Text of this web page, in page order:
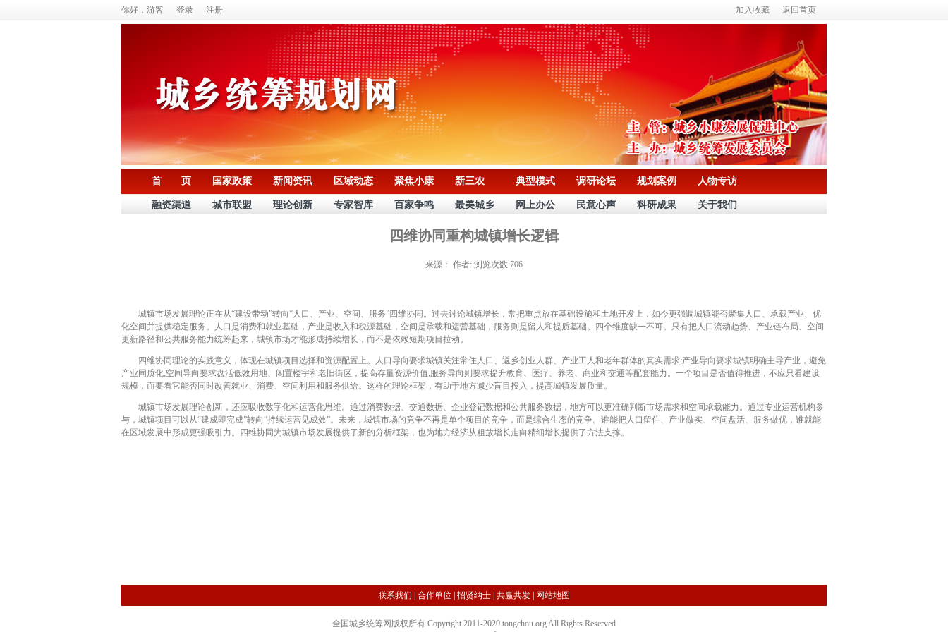
你好，游客 登录 注册 加入收藏 返回首页
首 页 国家政策 新闻资讯 区域动态 聚焦小康 新三农 典型模式 调研论坛 规划案例 人物专访
融资渠道 城市联盟 理论创新 专家智库 百家争鸣 最美城乡 网上办公 民意心声 科研成果 关于我们
四维协同重构城镇增长逻辑
来源： 作者: 浏览次数:706
城镇市场发展理论正在从“建设带动”转向“人口、产业、空间、服务”四维协同。过去讨论城镇增长，常把重点放在基础设施和土地开发上，如今更强调城镇能否聚集人口、承载产业、优
化空间并提供稳定服务。人口是消费和就业基础，产业是收入和税源基础，空间是承载和运营基础，服务则是留人和提质基础。四个维度缺一不可。只有把人口流动趋势、产业链布局、空间
更新路径和公共服务能力统筹起来，城镇市场才能形成持续增长，而不是依赖短期项目拉动。
四维协同理论的实践意义，体现在城镇项目选择和资源配置上。人口导向要求城镇关注常住人口、返乡创业人群、产业工人和老年群体的真实需求;产业导向要求城镇明确主导产业，避免
产业同质化;空间导向要求盘活低效用地、闲置楼宇和老旧街区，提高存量资源价值;服务导向则要求提升教育、医疗、养老、商业和交通等配套能力。一个项目是否值得推进，不应只看建设
规模，而要看它能否同时改善就业、消费、空间利用和服务供给。这样的理论框架，有助于地方减少盲目投入，提高城镇发展质量。
城镇市场发展理论创新，还应吸收数字化和运营化思维。通过消费数据、交通数据、企业登记数据和公共服务数据，地方可以更准确判断市场需求和空间承载能力。通过专业运营机构参
与，城镇项目可以从“建成即完成”转向“持续运营见成效”。未来，城镇市场的竞争不再是单个项目的竞争，而是综合生态的竞争。谁能把人口留住、产业做实、空间盘活、服务做优，谁就能
在区域发展中形成更强吸引力。四维协同为城镇市场发展提供了新的分析框架，也为地方经济从粗放增长走向精细增长提供了方法支撑。
联系我们 合作单位 招贤纳士 共赢共发 网站地图
全国城乡统筹网版权所有 Copyright 2011-2020 tongchou.org All Rights Reserved